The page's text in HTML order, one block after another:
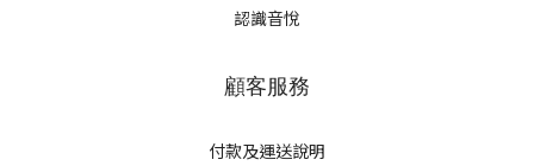
認識音悅
顧客服務
付款及運送說明